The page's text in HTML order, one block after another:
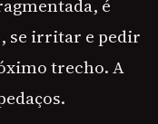
é
se irritar e pedir
trecho. A